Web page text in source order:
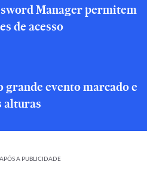
Manager permitem
de acesso
grande evento marcado e
alturas
A PUBLICIDADE